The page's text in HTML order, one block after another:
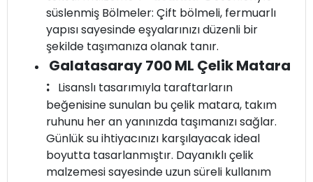
süslenmiş Bölmeler: Çift bölmeli, fermuarlı
yapısı sayesinde eşyalarınızı düzenli bir
şekilde taşımanıza olanak tanır.
Galatasaray 700 ML Çelik Matara
: Lisanslı tasarımıyla taraftarların
beğenisine sunulan bu çelik matara, takım
ruhunu her an yanınızda taşımanızı sağlar.
Günlük su ihtiyacınızı karşılayacak ideal
boyutta tasarlanmıştır. Dayanıklı çelik
malzemesi sayesinde uzun süreli kullanım